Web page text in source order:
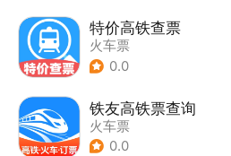
特价高铁查票
火车票
0.0
铁友高铁票查询
火车票
0.0